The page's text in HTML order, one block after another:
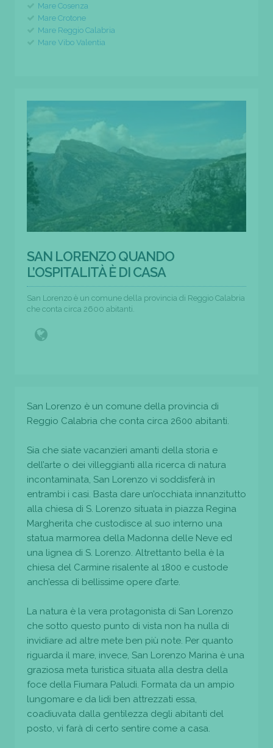
Mare Cosenza
Mare Crotone
Mare Reggio Calabria
Mare Vibo Valentia
SAN LORENZO QUANDO
L’OSPITALITÀ È DI CASA
San Lorenzo è un comune della provincia di Reggio Calabria
che conta circa 2600 abitanti.
San Lorenzo è un comune della provincia di
Reggio Calabria che conta circa 2600 abitanti.
Sia che siate vacanzieri amanti della storia e
dell’arte o dei villeggianti alla ricerca di natura
incontaminata, San Lorenzo vi soddisferà in
entrambi i casi. Basta dare un’occhiata innanzitutto
alla chiesa di S. Lorenzo situata in piazza Regina
Margherita che custodisce al suo interno una
statua marmorea della Madonna delle Neve ed
una lignea di S. Lorenzo. Altrettanto bella è la
chiesa del Carmine risalente al 1800 e custode
anch’essa di bellissime opere d’arte.
La natura è la vera protagonista di San Lorenzo
che sotto questo punto di vista non ha nulla di
invidiare ad altre mete ben più note. Per quanto
riguarda il mare, invece, San Lorenzo Marina è una
graziosa meta turistica situata alla destra della
foce della Fiumara Paludi. Formata da un ampio
lungomare e da lidi ben attrezzati essa,
coadiuvata dalla gentilezza degli abitanti del
posto, vi farà di certo sentire come a casa.